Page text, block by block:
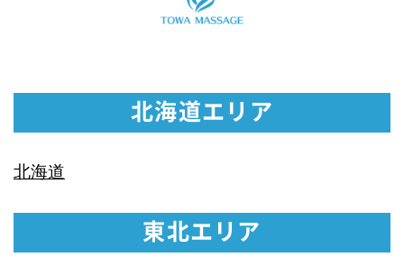
北海道エリア
北海道
東北エリア